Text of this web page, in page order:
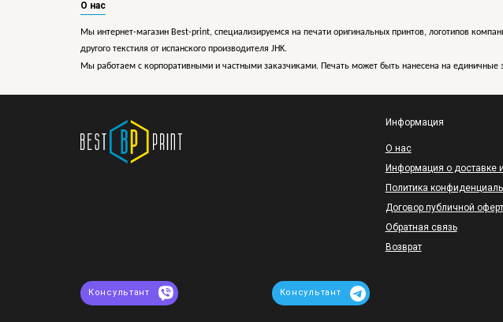
О нас
Мы интернет-магазин Best-print, специализируемся на печати оригинальных принтов, логотипов
другого текстиля от испанского производителя JHK.
Мы работаем с корпоративными и частными заказчиками. Печать может быть нанесена на
Информация
O нас
Информация о доставке
Политика
Договор публичной
Обратная связь
Возврат
Консультант Консультант